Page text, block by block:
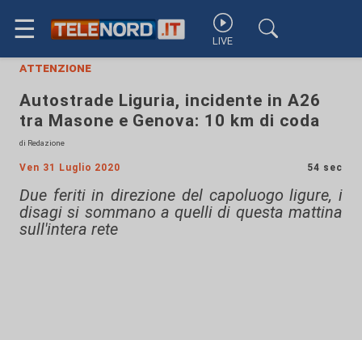
☰ LIVE
attenzione
Autostrade Liguria, incidente in A26
tra Masone e Genova: 10 km di coda
di Redazione
Ven 31 Luglio 2020 54 sec
Due feriti in direzione del capoluogo ligure, i
disagi si sommano a quelli di questa mattina
sull'intera rete